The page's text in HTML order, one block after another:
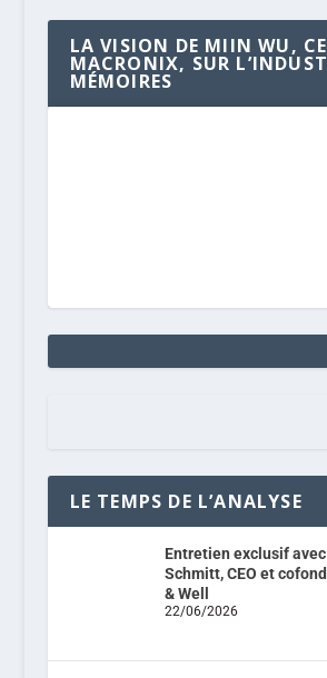
LA VISION DE MIIN WU,
MACRONIX, SUR
MÉMOIRES
LE TEMPS DE L’ANALYSE
Entretien exclusif
Schmitt, CEO et
& Well
22/06/2026